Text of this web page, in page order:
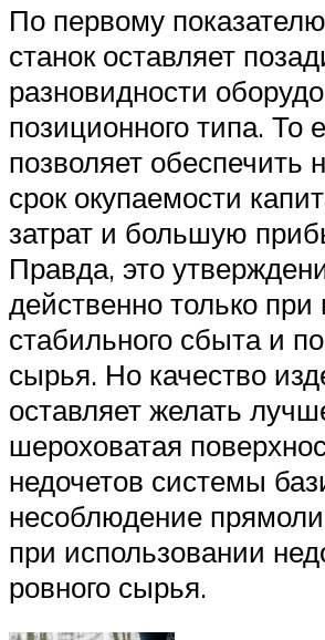
По первому
станок оставляет
разновидности
позиционного типа. То
позволяет обеспечить
срок окупаемости
затрат и большую
Правда, это
действенно только при
стабильного сбыта и
сырья. Но качество
оставляет желать
шероховатая
недочетов системы
несоблюдение
при использовании
ровного сырья.